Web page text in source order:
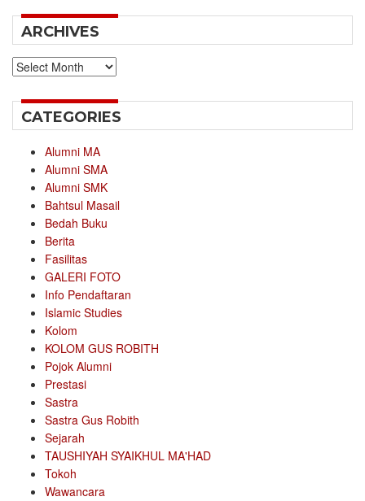
ARCHIVES
Archives
CATEGORIES
Alumni MA
Alumni SMA
Alumni SMK
Bahtsul Masail
Bedah Buku
Berita
Fasilitas
GALERI FOTO
Info Pendaftaran
Islamic Studies
Kolom
KOLOM GUS ROBITH
Pojok Alumni
Prestasi
Sastra
Sastra Gus Robith
Sejarah
TAUSHIYAH SYAIKHUL MA'HAD
Tokoh
Wawancara